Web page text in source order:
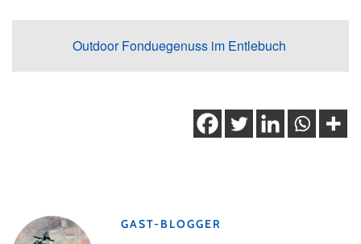
Outdoor Fonduegenuss im Entlebuch
GAST-BLOGGER